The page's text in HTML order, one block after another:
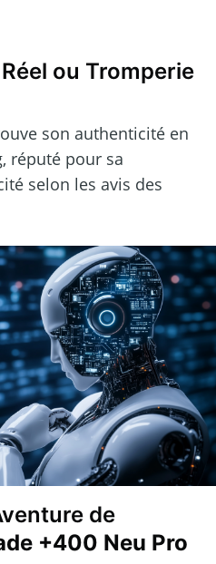
ou Tromperie
son authenticité en
réputé pour sa
selon les avis des
de
+400 Neu Pro